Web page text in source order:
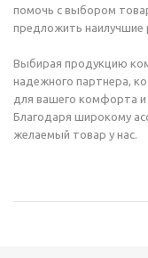
помочь с выбором
предложить наилучшие
Выбирая продукцию
надежного партнера,
для вашего комфорта и
Благодаря широкому
желаемый товар у нас.